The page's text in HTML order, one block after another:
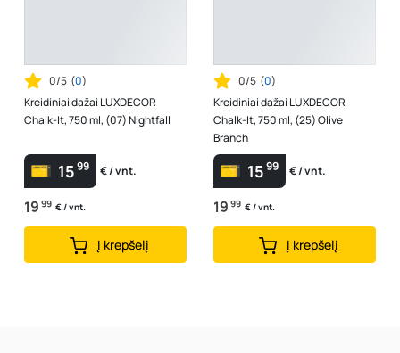
0/5 (0)
Kreidiniai dažai LUXDECOR
Chalk-It, 750 ml, (07) Nightfall
1599 € / vnt.
19 99 € / vnt.
Į krepšelį
0/5 (0)
Kreidiniai dažai LUXDECOR
Chalk-It, 750 ml, (25) Olive
Branch
1599 € / vnt.
19 99 € / vnt.
Į krepšelį